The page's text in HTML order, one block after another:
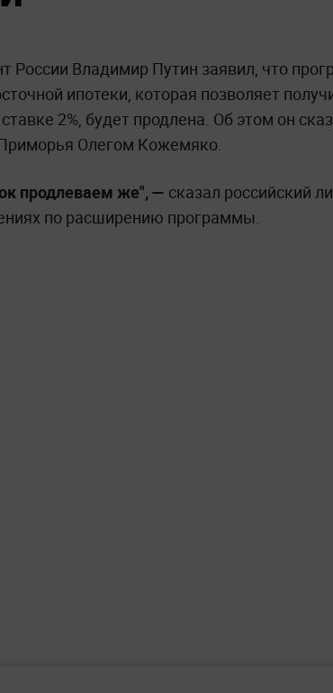
России Владимир Путин заявил, что
ипотеки, которая позволяет
2%, будет продлена. Об этом он
Олегом Кожемяко.
продлеваем же", — сказал российский
по расширению программы.